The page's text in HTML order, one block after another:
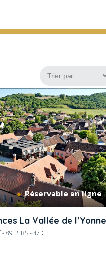
Réservable en ligne
La Vallée de l’Yonne
89 PERS - 47 CH